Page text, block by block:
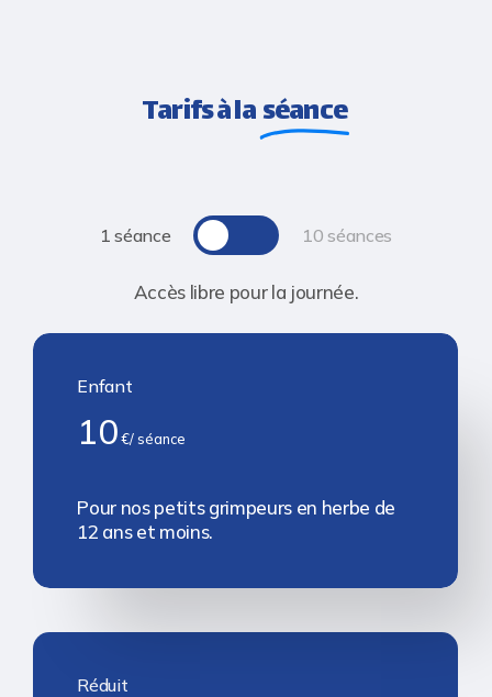
Tarifs à laséance
1 séance Toggle 10 séances
Accès libre pour la journée.
Enfant
10 €/ séance
Pour nos petits grimpeurs en herbe de
12 ans et moins.
Réduit